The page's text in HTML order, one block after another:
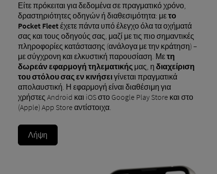
Είτε πρόκειται για δεδομένα σε πραγματικό χρόνο,
δραστηριότητες οδηγών ή διαθεσιμότητα: μετο
Pocket Fleetέχετε πάντα υπό έλεγχο όλα τα οχήματά
σας και τους οδηγούς σας, μαζί με τις πιο σημαντικές
πληροφορίες κατάστασης (ανάλογα με την κράτηση) –
με σύγχρονη και ελκυστική παρουσίαση. Μετη
δωρεάν εφαρμογή τηλεματικήςμας, η διαχείριση
του στόλου σας εν κινήσειγίνεται πραγματικά
απολαυστική. Η εφαρμογή είναι διαθέσιμη για
χρήστες Android και iOS στο Google Play Store και στο
(Apple) App Store αντίστοιχα.
Λήψη